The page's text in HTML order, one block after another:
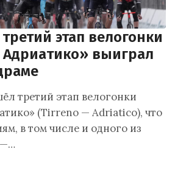
этап велогонки
выиграл
третий этап велогонки
(Tirreno — Adriatico), что
в том числе и одного из
—…